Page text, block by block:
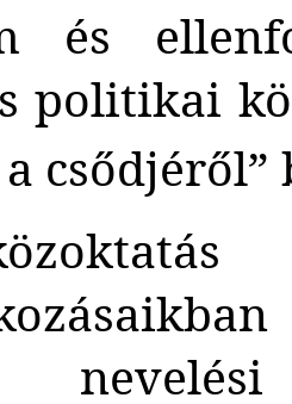
és
politikai
csődjéről”